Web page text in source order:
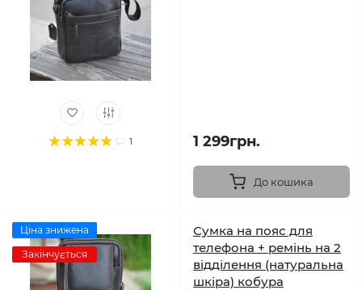
1 1 299грн.
До кошика
Ціна знижена
Закінчується
Сумка на пояс для
телефона + ремінь на 2
відділення (натуральна
шкіра) кобура